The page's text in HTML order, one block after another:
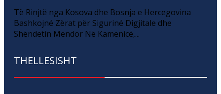
Të Rinjtë nga Kosova dhe Bosnja e Hercegovina
Bashkojnë Zërat për Sigurinë Digjitale dhe
Shëndetin Mendor Në Kamenicë,...
THELLESISHT